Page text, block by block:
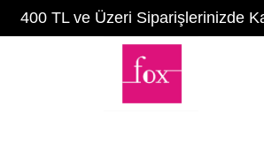
400 TL ve Üzeri Siparişlerinizde